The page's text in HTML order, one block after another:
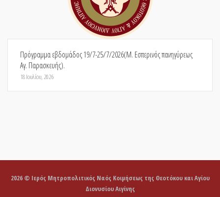
Πρόγραμμα εβδομάδος 19/7-25/7/2026(Μ. Εσπερινός πανηγύρεως
Αγ. Παρασκευής).
18 Ιουλίου, 2026
2026 © Ιερός Μητροπολιτικός Ναός Κοιμήσεως της Θεοτόκου και Αγίου
Διονυσίου Αιγίνης